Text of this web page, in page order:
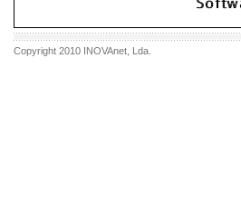
Copyright 2010 INOVAnet , Lda.